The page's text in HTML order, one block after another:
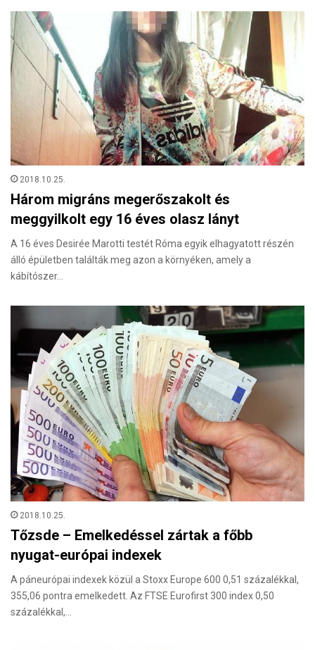
2018.10.25.
Három migráns megerőszakolt és
meggyilkolt egy 16 éves olasz lányt
A 16 éves Desirée Marotti testét Róma egyik elhagyatott részén
álló épületben találták meg azon a környéken, amely a
kábítószer…
2018.10.25.
Tőzsde – Emelkedéssel zártak a főbb
nyugat-európai indexek
A páneurópai indexek közül a Stoxx Europe 600 0,51 százalékkal,
355,06 pontra emelkedett. Az FTSE Eurofirst 300 index 0,50
százalékkal,…